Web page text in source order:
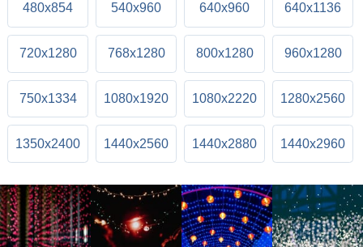
480x854 540x960 640x960 640x1136
720x1280 768x1280 800x1280 960x1280
750x1334 1080x1920 1080x2220 1280x2560
1350x2400 1440x2560 1440x2880 1440x2960